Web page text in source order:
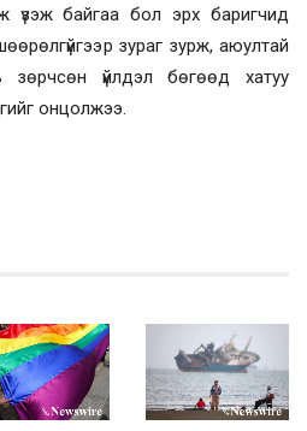
үзэж байгаа бол эрх баригчид
зураг зурж, аюултай
зөрчсөн үйлдэл бөгөөд хатуу
онцолжээ.